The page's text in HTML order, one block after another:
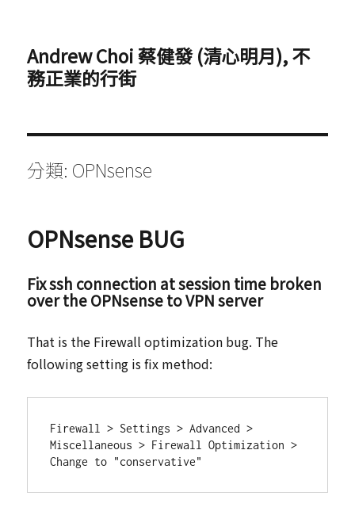
Andrew Choi 蔡健發 (清心明月), 不
務正業的行街
分類: OPNsense
OPNsense BUG
Fix ssh connection at session time broken
over the OPNsense to VPN server
That is the Firewall optimization bug. The
following setting is fix method:
Firewall > Settings > Advanced >
Miscellaneous > Firewall Optimization >
Change to "conservative"